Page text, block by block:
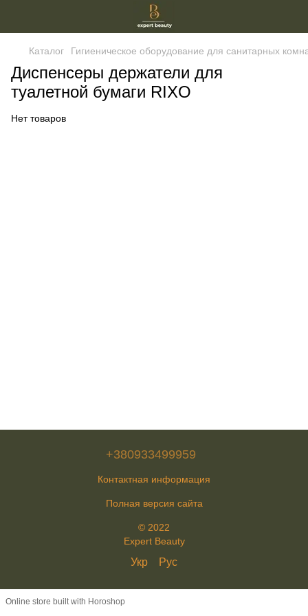
Каталог Гигиеническое оборудование для санитарных
Диспенсеры держатели для
туалетной бумаги RIXO
Нет товаров
+380933499959
Контактная информация
Полная версия сайта
© 2022
Expert Beauty
Укр Рус
Online store built with Horoshop